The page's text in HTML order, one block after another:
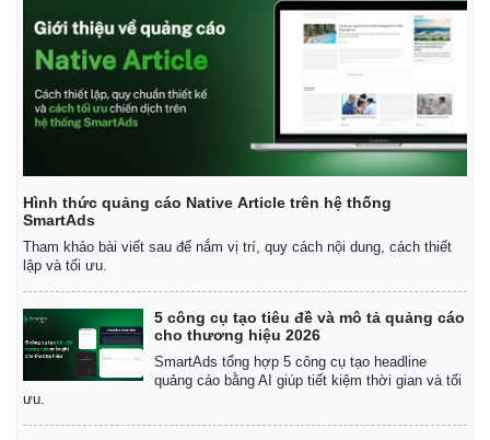
Kinh tế
Giá vàng
Chứng khoán
Hình thức quảng cáo Native Article trên hệ thống
SmartAds
Tham khảo bài viết sau để nắm vị trí, quy cách nội dung, cách thiết
lập và tối ưu.
5 công cụ tạo tiêu đề và mô tả quảng cáo
cho thương hiệu 2026
SmartAds tổng hợp 5 công cụ tạo headline
quảng cáo bằng AI giúp tiết kiệm thời gian và tối
ưu.